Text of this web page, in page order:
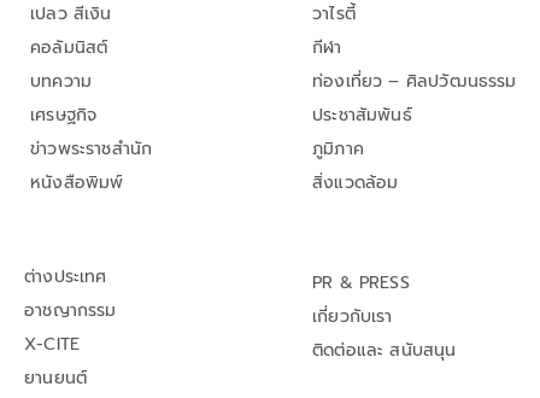
เปลว สีเงิน
คอลัมนิสต์
บทความ
เศรษฐกิจ
ข่าวพระราชสำนัก
หนังสือพิมพ์
วาไรตี้
กีฬา
ท่องเที่ยว – ศิลปวัฒนธรรม
ประชาสัมพันธ์
ภูมิภาค
สิ่งแวดล้อม
ต่างประเทศ
อาชญากรรม
X-CITE
ยานยนต์
PR & PRESS
เกี่ยวกับเรา
ติดต่อและ สนับสนุน